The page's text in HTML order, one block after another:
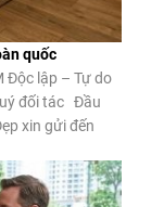
quốc
Độc lập – Tự do
đối tác Đầu
xin gửi đến
mắn và thành